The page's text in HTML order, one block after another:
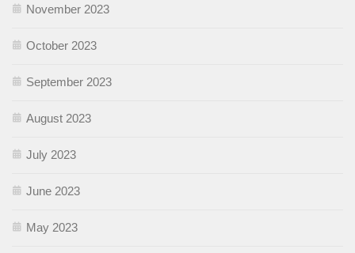
November 2023
October 2023
September 2023
August 2023
July 2023
June 2023
May 2023